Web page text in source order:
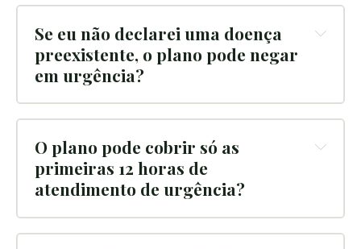
Se eu não declarei uma doença
preexistente, o plano pode negar
em urgência?
O plano pode cobrir só as
primeiras 12 horas de
atendimento de urgência?